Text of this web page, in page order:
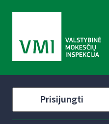
Prisijungti